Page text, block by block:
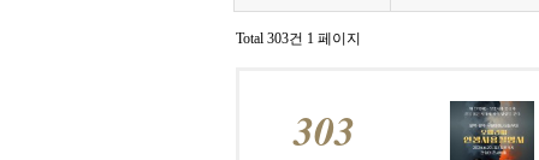
Total 303건 1 페이지
303